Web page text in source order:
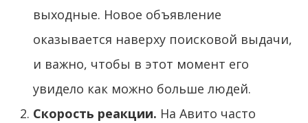
выходные. Новое объявление
оказывается наверху поисковой выдачи,
и важно, чтобы в этот момент его
увидело как можно больше людей.
Скорость реакции. На Авито часто